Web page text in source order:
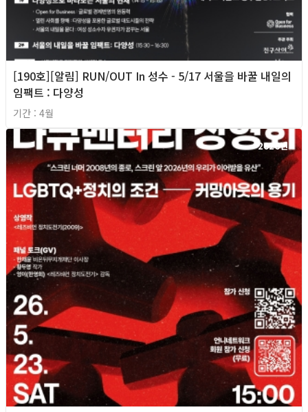
[190호][알림] RUN/OUT In 성수 - 5/17 서울을 바꿀 내일의
임팩트 : 다양성
기간 : 4월
2026년